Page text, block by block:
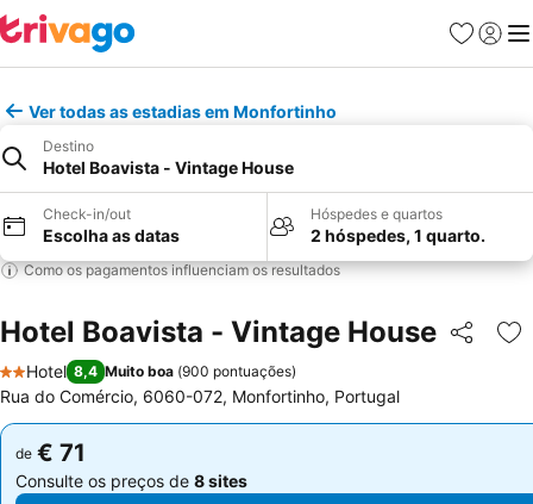
Favoritos
Iniciar
Ver todas as estadias em Monfortinho
Destino
Hotel Boavista - Vintage House
Check-in/out
Escolha as datas
Hóspedes e quartos
2 hóspedes, 1 quarto.
Como os pagamentos influenciam os resultados
Hotel Boavista - Vintage House Partilhar
2 Estrelas
Hotel 8,4 Muito boa (900 pontuações)
Rua do Comércio, 6060-072, Monfortinho, Portugal
de € 71
Consulte os preços de 8 sites
de € 71
Consulte os preços de 8 sites